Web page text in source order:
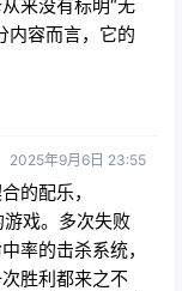
来没有标明“无
内容而言，它的
2025年9月6日 23:55
的配乐，
戏。多次失败
率的击杀系统，
胜利都来之不